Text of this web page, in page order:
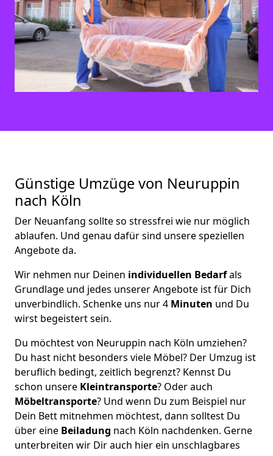
Günstige Umzüge von Neuruppin
nach Köln
Der Neuanfang sollte so stressfrei wie nur möglich
ablaufen. Und genau dafür sind unsere speziellen
Angebote da.
Wir nehmen nur Deinen individuellen Bedarfals
Grundlage und jedes unserer Angebote ist für Dich
unverbindlich. Schenke uns nur 4 Minuten und Du
wirst begeistert sein.
Du möchtest von Neuruppin nach Köln umziehen?
Du hast nicht besonders viele Möbel? Der Umzug ist
beruflich bedingt, zeitlich begrenzt? Kennst Du
schon unsere Kleintransporte? Oder auch
Möbeltransporte? Und wenn Du zum Beispiel nur
Dein Bett mitnehmen möchtest, dann solltest Du
über eine Beiladung nach Köln nachdenken. Gerne
unterbreiten wir Dir auch hier ein unschlagbares